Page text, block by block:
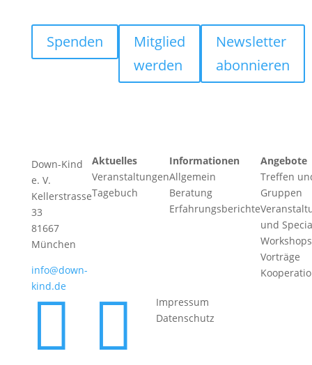
Spenden
Mitglied
werden
Newsletter
abonnieren
Down-Kind
e. V.
Kellerstrasse
33
81667
München
info@down-
kind.de
Aktuelles
Veranstaltungen
Tagebuch
Informationen
Allgemein
Beratung
Erfahrungsberichte
Angebote
Treffen
Gruppen
und
Vorträge
 
Impressum
Datenschutz